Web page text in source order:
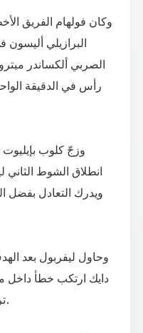
وكان فولهام الفريق
البرازيلي
الصربي ألكساندر
رأس في الدقيقة
وزجّ كلوب
انطلاق الشوط
ويدرك التعادل بفضل
وحاول ليفربول بعد
دايك ارتكب خطأ داخل
ترجمها ميتروفيتش إلى هدف (71).